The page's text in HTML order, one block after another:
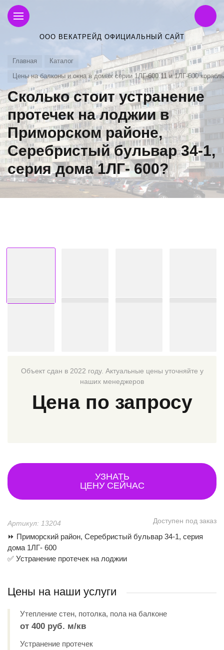
ООО ВЕКАТРЕЙД ОФИЦИАЛЬНЫЙ САЙТ
Главная
Каталог
Цены на балконы и окна в домах серии 1ЛГ-600.11 и 1ЛГ-600 корабль
Сколько стоит устранение
протечек на лоджии в
Приморском районе,
Серебристый бульвар 34-1,
серия дома 1ЛГ- 600?
Артикул: 13204 Доступен под заказ
⏩ Приморский район, Серебристый бульвар 34-1, серия
дома 1ЛГ- 600
✅ Устранение протечек на лоджии
Объект сдан в 2022 году. Актуальные цены уточняйте у
наших менеджеров
Цена по запросу
УЗНАТЬ
ЦЕНУ СЕЙЧАС
Цены на наши услуги
Утепление стен, потолка, пола на балконе
от 400 руб. м/кв
Устранение протечек